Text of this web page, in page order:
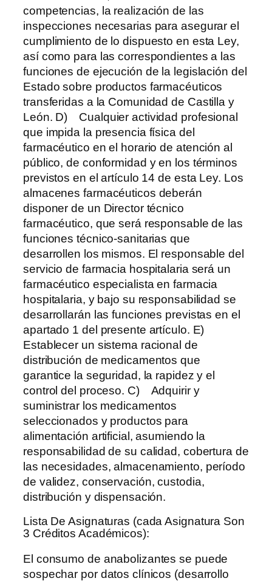
competencias, la realización de las
inspecciones necesarias para asegurar el
cumplimiento de lo dispuesto en esta Ley,
así como para las correspondientes a las
funciones de ejecución de la legislación del
Estado sobre productos farmacéuticos
transferidas a la Comunidad de Castilla y
León. D) Cualquier actividad profesional
que impida la presencia física del
farmacéutico en el horario de atención al
público, de conformidad y en los términos
previstos en el artículo 14 de esta Ley. Los
almacenes farmacéuticos deberán
disponer de un Director técnico
farmacéutico, que será responsable de las
funciones técnico-sanitarias que
desarrollen los mismos. El responsable del
servicio de farmacia hospitalaria será un
farmacéutico especialista en farmacia
hospitalaria, y bajo su responsabilidad se
desarrollarán las funciones previstas en el
apartado 1 del presente artículo. E)
Establecer un sistema racional de
distribución de medicamentos que
garantice la seguridad, la rapidez y el
control del proceso. C) Adquirir y
suministrar los medicamentos
seleccionados y productos para
alimentación artificial, asumiendo la
responsabilidad de su calidad, cobertura de
las necesidades, almacenamiento, período
de validez, conservación, custodia,
distribución y dispensación.
Lista De Asignaturas (cada Asignatura Son
3 Créditos Académicos):
El consumo de anabolizantes se puede
sospechar por datos clínicos (desarrollo